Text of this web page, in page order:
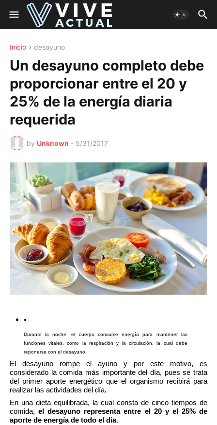
Inicio desayuno
Un desayuno completo debe
proporcionar entre el 20 y
25% de la energía diaria
requerida
by Unknown - 5/31/2017
Durante la noche, el cuerpo consume energía para mantener las
funciones vitales, como la respiración y la circulación, la cual debe
reponerse con el desayuno.
El desayuno rompe el ayuno y por este motivo, es
considerado la comida más importante del día, pues se trata
del primer aporte energético que el organismo recibirá para
realizar las actividades del día.
En una dieta equilibrada, la cual consta de cinco tiempos de
comida, el desayuno representa entre el 20 y el 25% de
aporte de energía de todo el día.